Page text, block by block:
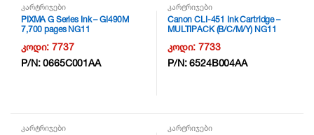
კარტრიჯები
PIXMA G Series Ink – GI490M
7,700 pages NG11
კოდი:7737
P/N:0665C001AA
კარტრიჯები
Canon CLI-451 Ink Cartridge –
MULTIPACK (B/C/M/Y) NG11
კოდი:7733
P/N:6524B004AA
კარტრიჯები კარტრიჯები